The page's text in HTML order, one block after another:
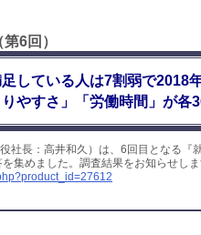
6回）
している人は7割弱で2018
やすさ」「労働時間」が各
社長：高井和久）は、6回目となる『
集めました。調査結果をお知らせしま